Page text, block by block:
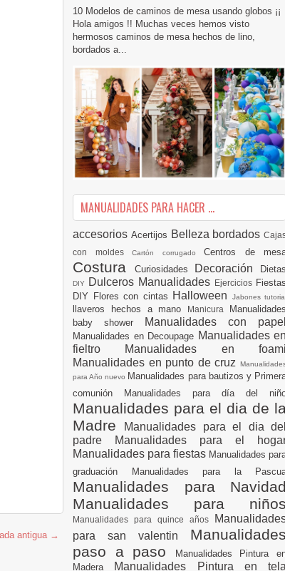
antigua →
10 Modelos de caminos de mesa usando globos ¡¡
Hola amigos !! Muchas veces hemos visto
hermosos caminos de mesa hechos de lino,
bordados a...
MANUALIDADES PARA HACER ...
accesorios Acertijos Belleza bordados
con moldes Cartón corrugado Centros de
Costura Curiosidades Decoración Dietas
DIY Dulceros Manualidades Ejercicios Fiestas
DIY Flores con cintas Halloween Jabones
llaveros hechos a mano Manicura Manualidades
baby shower
Manualidades con papel
Manualidades en Decoupage Manualidades en
fieltro Manualidades en foami
Manualidades en punto de cruz
para Año nuevo Manualidades para bautizos y
comunión Manualidades para día del
Manualidades para el dia de
Madre
Manualidades para el dia del
padre
Manualidades para el
Manualidades para fiestas Manualidades
graduación Manualidades para la
Manualidades para Navidad
Manualidades para niños
Manualidades para quince años
para san valentin Manualidades
paso a paso
Manualidades Pintura
Madera
Manualidades Pintura en tela